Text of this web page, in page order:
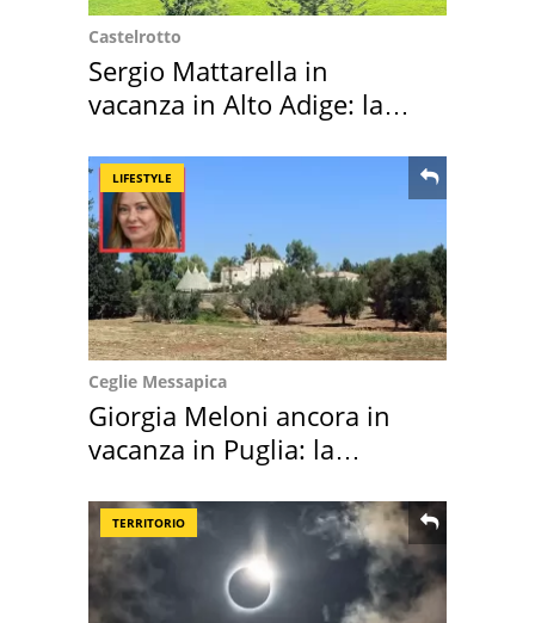
Castelrotto
Sergio Mattarella in
vacanza in Alto Adige: la
LIFESTYLE
Ceglie Messapica
Giorgia Meloni ancora in
vacanza in Puglia: la
TERRITORIO